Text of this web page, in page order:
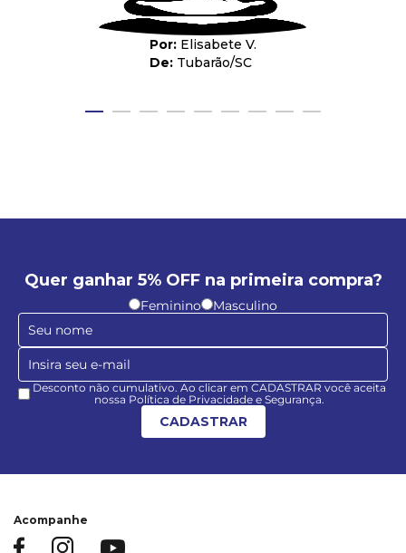
Elisabete V.
Tubarão/SC
Quer ganhar 5% OFF na primeira compra?
Feminino Masculino
Desconto não cumulativo. Ao clicar em CADASTRAR você aceita
nossa Política de Privacidade e Segurança.
CADASTRAR
Acompanhe